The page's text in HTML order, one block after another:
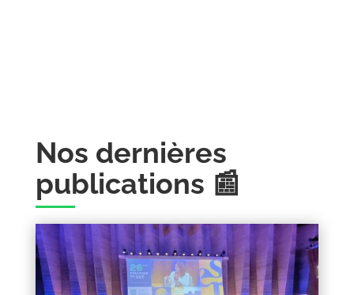
Nos dernières
publications 📰